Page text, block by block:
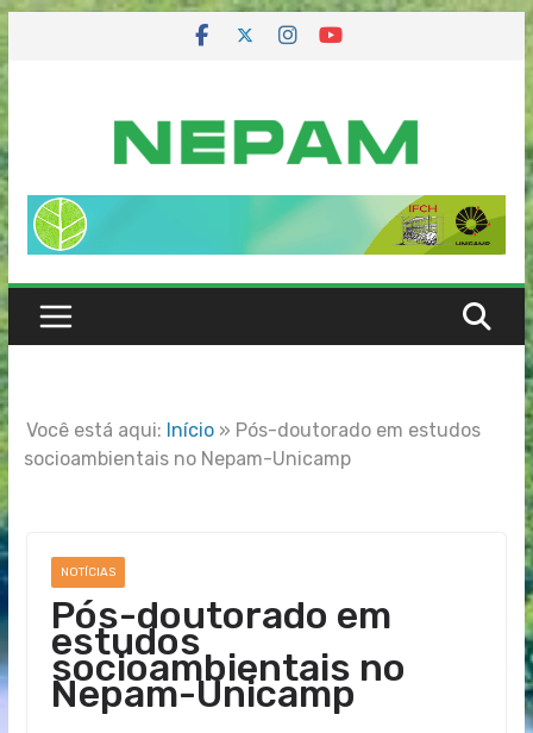
Você está aqui: Início» Pós-doutorado em estudos
socioambientais no Nepam-Unicamp
NOTÍCIAS
Pós-doutorado em
estudos
socioambientais no
Nepam-Unicamp